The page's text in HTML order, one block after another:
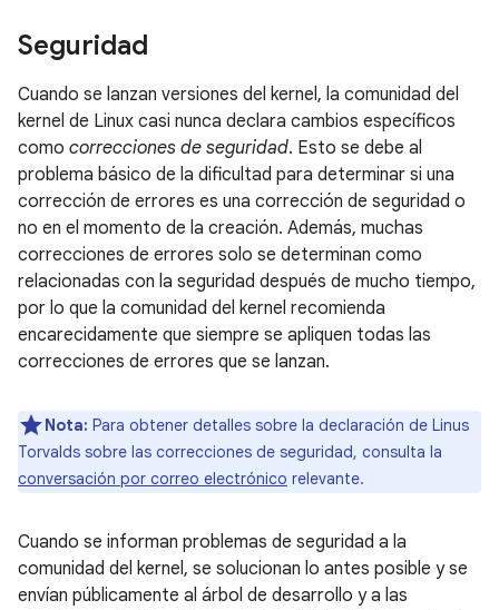
Seguridad
Cuando se lanzan versiones del kernel, la comunidad del
kernel de Linux casi nunca declara cambios específicos
como correcciones de seguridad. Esto se debe al
problema básico de la dificultad para determinar si una
corrección de errores es una corrección de seguridad o
no en el momento de la creación. Además, muchas
correcciones de errores solo se determinan como
relacionadas con la seguridad después de mucho tiempo,
por lo que la comunidad del kernel recomienda
encarecidamente que siempre se apliquen todas las
correcciones de errores que se lanzan.
Nota: Para obtener detalles sobre la declaración de Linus
Torvalds sobre las correcciones de seguridad, consulta la
conversación por correo electrónico relevante.
Cuando se informan problemas de seguridad a la
comunidad del kernel, se solucionan lo antes posible y se
envían públicamente al árbol de desarrollo y a las